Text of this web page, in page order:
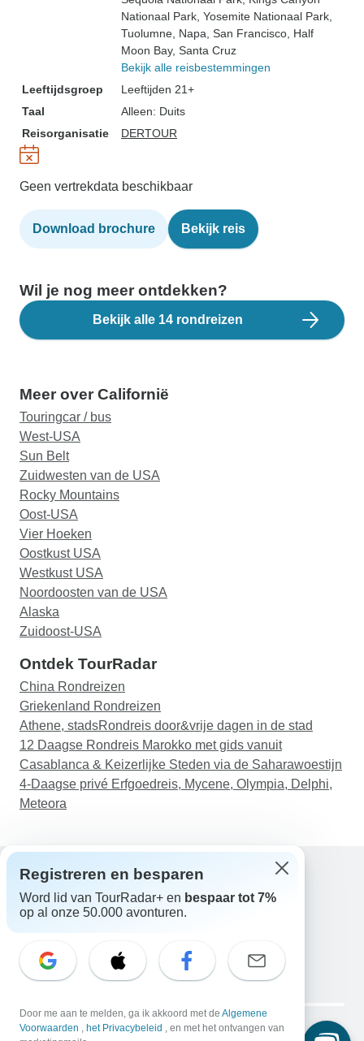
Nationaal Park , Yosemite Nationaal Park
Tuolumne , Napa , San Francisco , Half
Moon Bay, Santa Cruz
Bekijk alle reisbestemmingen
Leeftijdsgroep
Leeftijden 21+
Taal
Alleen: Duits
Reisorganisatie
DERTOUR
Geen vertrekdata beschikbaar
Download brochure Bekijk reis
Wil je nog meer ontdekken?
Bekijk alle 14 rondreizen
Meer over Californië
Touringcar / bus
West-USA
Sun Belt
Zuidwesten van de USA
Rocky Mountains
Oost-USA
Vier Hoeken
Oostkust USA
Westkust USA
Noordoosten van de USA
Alaska
Zuidoost-USA
Ontdek TourRadar
China Rondreizen
Griekenland Rondreizen
Athene, stadsRondreis door&vrije dagen in de stad
12 Daagse Rondreis Marokko met gids vanuit
Casablanca & Keizerlijke Steden via de Saharawoestijn
4-Daagse privé Erfgoedreis, Mycene, Olympia, Delphi,
Meteora
Hulp
Neem contact met ons op
E-mail: support@tourradar.com
Taal selecteren
Copyright © TourRadar. Alle rechten voorbehouden.
Juridische kennisgeving Privacybeleid Cookies
Registreren en besparen
Word lid van TourRadar+ en bespaar tot 7%
op al onze 50.000 avonturen.
Door me aan te melden, ga ik akkoord met de Algemene
Voorwaarden , het Privacybeleid , en met het ontvangen van